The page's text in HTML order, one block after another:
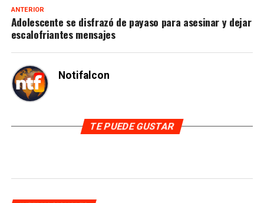
ANTERIOR
Adolescente se disfrazó de payaso para asesinar y dejar
escalofriantes mensajes
Notifalcon
TE PUEDE GUSTAR